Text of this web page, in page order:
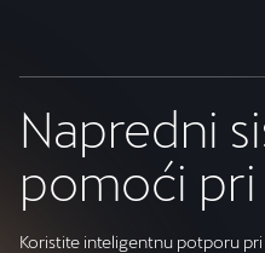
Napredni
pomoći
Koristite inteligentnu potporu pri